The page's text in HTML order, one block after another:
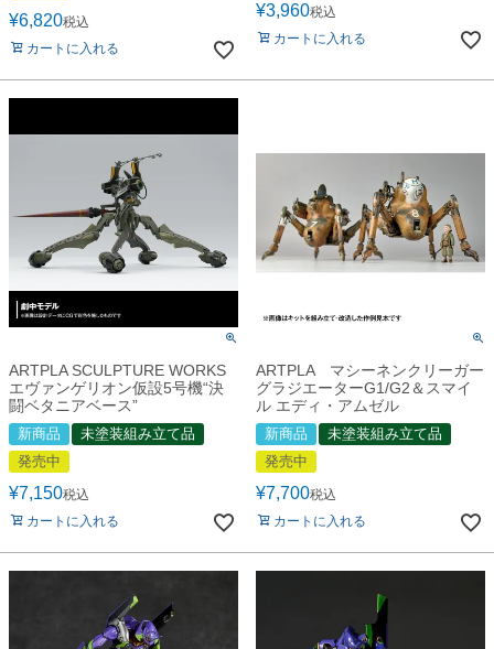
¥6,820税込
カートに入れる
¥3,960税込
カートに入れる
ARTPLA SCULPTURE WORKS
エヴァンゲリオン仮設5号機“決
闘ベタニアベース”
新商品
未塗装組み立て品
発売中
¥7,150税込
カートに入れる
ARTPLA マシーネンクリーガー
グラジエーターG1/G2＆スマイ
ル エディ・アムゼル
新商品
未塗装組み立て品
発売中
¥7,700税込
カートに入れる